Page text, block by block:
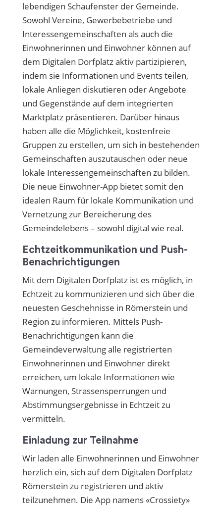
lebendigen Schaufenster der Gemeinde.
Sowohl Vereine, Gewerbebetriebe und
Interessengemeinschaften als auch die
Einwohnerinnen und Einwohner können auf
dem Digitalen Dorfplatz aktiv partizipieren,
indem sie Informationen und Events teilen,
lokale Anliegen diskutieren oder Angebote
und Gegenstände auf dem integrierten
Marktplatz präsentieren. Darüber hinaus
haben alle die Möglichkeit, kostenfreie
Gruppen zu erstellen, um sich in bestehenden
Gemeinschaften auszutauschen oder neue
lokale Interessengemeinschaften zu bilden.
Die neue Einwohner-App bietet somit den
idealen Raum für lokale Kommunikation und
Vernetzung zur Bereicherung des
Gemeindelebens – sowohl digital wie real.
Echtzeitkommunikation und Push-
Benachrichtigungen
Mit dem Digitalen Dorfplatz ist es möglich, in
Echtzeit zu kommunizieren und sich über die
neuesten Geschehnisse in Römerstein und
Region zu informieren. Mittels Push-
Benachrichtigungen kann die
Gemeindeverwaltung alle registrierten
Einwohnerinnen und Einwohner direkt
erreichen, um lokale Informationen wie
Warnungen, Strassensperrungen und
Abstimmungsergebnisse in Echtzeit zu
vermitteln.
Einladung zur Teilnahme
Wir laden alle Einwohnerinnen und Einwohner
herzlich ein, sich auf dem Digitalen Dorfplatz
Römerstein zu registrieren und aktiv
teilzunehmen. Die App namens «Crossiety»